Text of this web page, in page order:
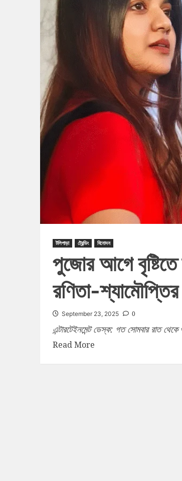
টলিপাড়া ট্রেন্ডিং বিনোদন
পুজোর আগে
রণিতা-শ্যামৌপ্তির
September 23, 2025 0
এন্টারটেইনমেন্ট ডেস্ক: গত সোমবার রাত
Read More